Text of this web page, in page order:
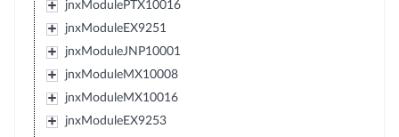
jnxModulePTX10016
jnxModuleEX9251
jnxModuleJNP10001
jnxModuleMX10008
jnxModuleMX10016
jnxModuleEX9253